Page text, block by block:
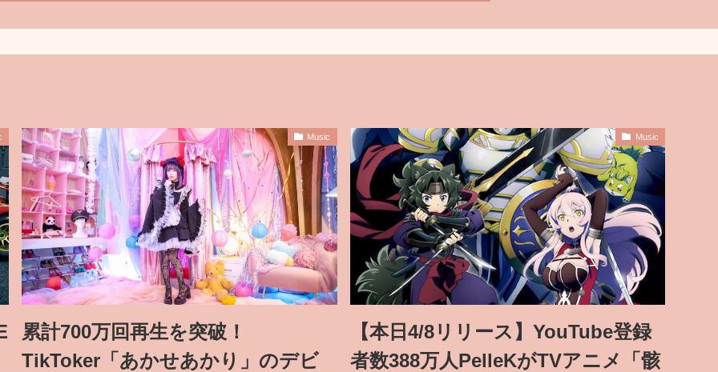
Music
累計700万回再生を突破！
TikToker「あかせあかり」のデビ
Music
【本日4/8リリース】YouTube登録
者数388万人PelleKがTVアニメ「骸